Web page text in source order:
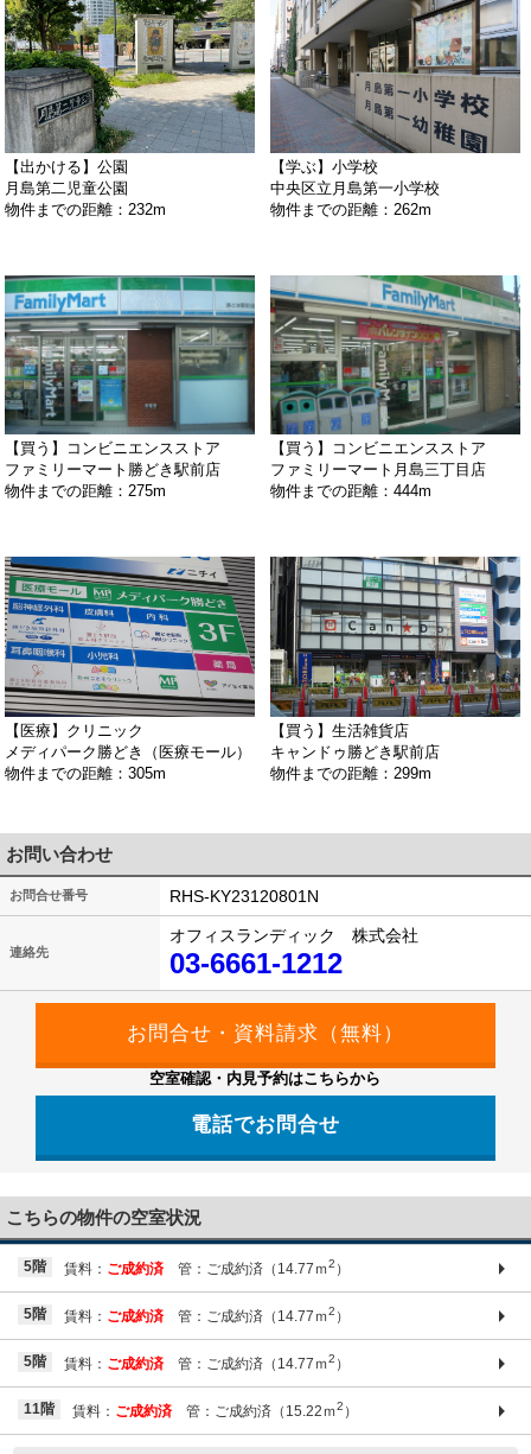
【出かける】公園
月島第二児童公園
物件までの距離：232m
【学ぶ】小学校
中央区立月島第一小学校
物件までの距離：262m
【買う】コンビニエンスストア
ファミリーマート勝どき駅前店
物件までの距離：275m
【買う】コンビニエンスストア
ファミリーマート月島三丁目店
物件までの距離：444m
【医療】クリニック
メディパーク勝どき（医療モール）
物件までの距離：305m
【買う】生活雑貨店
キャンドゥ勝どき駅前店
物件までの距離：299m
お問い合わせ
お問合せ番号 RHS-KY23120801N
連絡先
オフィスランディック 株式会社
03-6661-1212
空室確認・内見予約はこちらから
電話でお問合せ
こちらの物件の空室状況
5階 賃料： ご成約済 管：ご成約済（14.77ｍ2 ）
5階 賃料： ご成約済 管：ご成約済（14.77ｍ2 ）
5階 賃料： ご成約済 管：ご成約済（14.77ｍ2 ）
11階 賃料： ご成約済 管：ご成約済（15.22ｍ2 ）